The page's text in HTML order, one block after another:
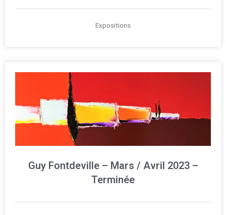
Expositions
Guy Fontdeville – Mars / Avril 2023 –
Terminée